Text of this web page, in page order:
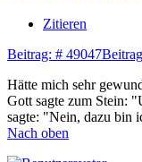
Zitieren
Beitrag: # 49047Beitrag
Hätte mich sehr
Gott sagte zum Stein:
sagte: "Nein, dazu bin
Nach oben